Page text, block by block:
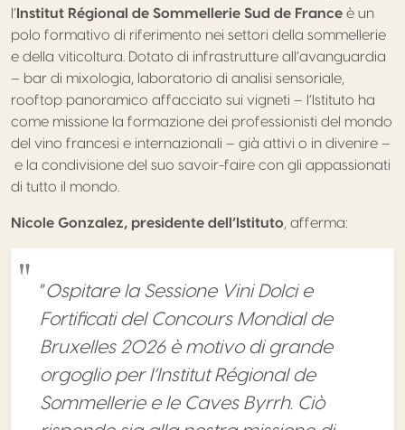
l’Institut Régional de Sommellerie Sud de France è un
polo formativo di riferimento nei settori della sommellerie
e della viticoltura. Dotato di infrastrutture all’avanguardia
– bar di mixologia, laboratorio di analisi sensoriale,
rooftop panoramico affacciato sui vigneti – l’Istituto ha
come missione la formazione dei professionisti del mondo
del vino francesi e internazionali – già attivi o in divenire –
e la condivisione del suo savoir-faire con gli appassionati
di tutto il mondo.
Nicole Gonzalez, presidente dell’Istituto , afferma:
“Ospitare la Sessione Vini Dolci e
Fortificati del Concours Mondial de
Bruxelles 2026 è motivo di grande
orgoglio per l’Institut Régional de
Sommellerie e le Caves Byrrh. Ciò